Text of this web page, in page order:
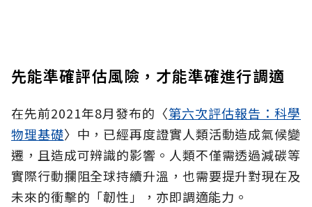
先能準確評估風險，才能準確進行調適
在先前2021年8月發布的〈第六次評估報告：科學
物理基礎〉中，已經再度證實人類活動造成氣候變
遷，且造成可辨識的影響。人類不僅需透過減碳等
實際行動攔阻全球持續升溫，也需要提升對現在及
未來的衝擊的「韌性」，亦即調適能力。